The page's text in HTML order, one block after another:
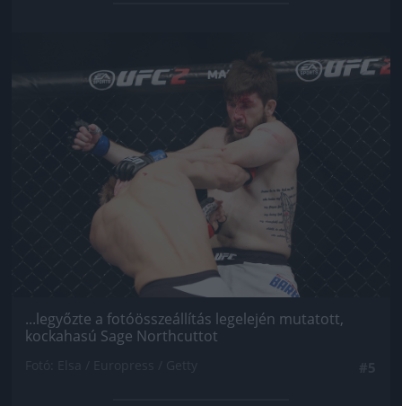
Jön még kép!
...legyőzte a fotóösszeállítás legelején mutatott,
kockahasú Sage Northcuttot